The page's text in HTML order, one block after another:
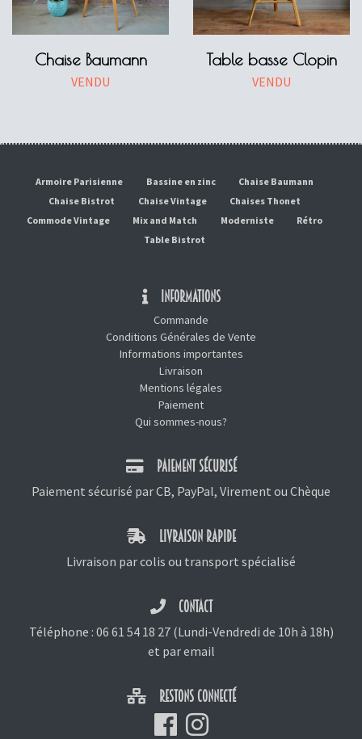
Chaise Baumann
VENDU
Table basse Clopin
VENDU
Armoire Parisienne Bassine en zinc
Chaise Baumann
Chaise Bistrot
Chaise Vintage
Chaises Thonet
Commode Vintage
Mix and Match Moderniste
Rétro
Table Bistrot
INFORMATIONS
Commande
Conditions Générales de Vente
Informations importantes
Livraison
Mentions légales
Paiement
Qui sommes-nous?
PAIEMENT SÉCURISÉ
Paiement sécurisé par CB, PayPal, Virement ou Chèque
LIVRAISON RAPIDE
Livraison par colis ou transport spécialisé
CONTACT
Téléphone : 06 61 54 18 27(Lundi-Vendredi de 10h à 18h)
et par email
RESTONS CONNECTÉ